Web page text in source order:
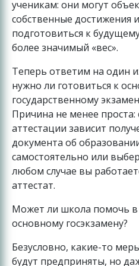
ученикам: они могут
собственные достижения
подготовиться к
более значимый «вес».
Теперь ответим на один
нужно ли готовиться к
государственному
Причина не менее
аттестации зависит
документа об
самостоятельно или
любом случае вы
аттестат.
Может ли школа помочь в
основному госэкзамену?
Безусловно, какие-то
будут предприняты, но